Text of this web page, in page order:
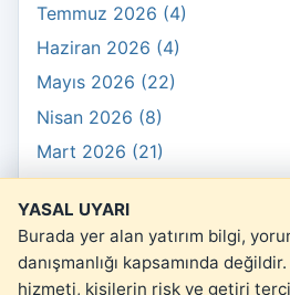
Temmuz 2026 (4)
Haziran 2026 (4)
Mayıs 2026 (22)
Nisan 2026 (8)
Mart 2026 (21)
Şubat 2026 (10)
Ocak 2026 (3)
YASAL UYARI
Burada yer alan yatırım bilgi,
danışmanlığı kapsamında değildir.
hizmeti, kişilerin risk ve getiri